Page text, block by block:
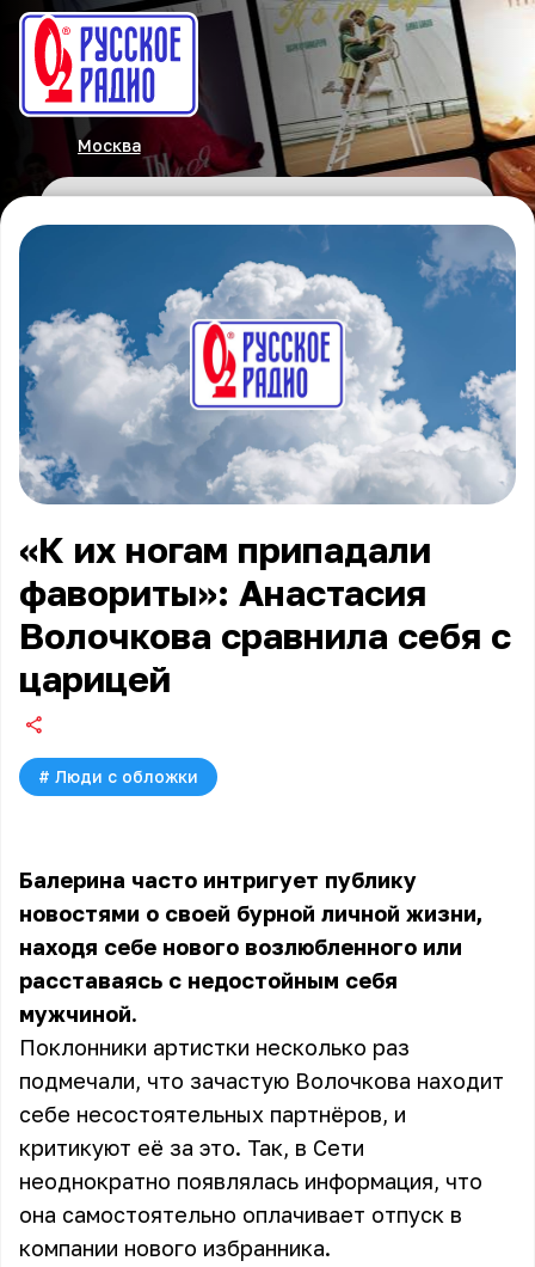
Москва
«К их ногам припадали
фавориты»: Анастасия
Волочкова сравнила себя с
царицей
# Люди с обложки
Балерина часто интригует публику
новостями о своей бурной личной жизни,
находя себе нового возлюбленного или
расставаясь с недостойным себя
мужчиной.
Поклонники артистки несколько раз
подмечали, что зачастую Волочкова находит
себе несостоятельных партнёров, и
критикуют её за это. Так, в Сети
неоднократно появлялась информация, что
она самостоятельно оплачивает отпуск в
компании нового избранника.